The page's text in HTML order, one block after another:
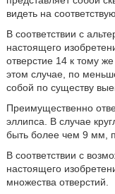
видеть на
В соответствии с
настоящего
отверстие 14 к тому
этом случае, по
собой по существу
Преимущественно
эллипса. В случае
быть более чем 9 мм,
В соответствии с
настоящего
множества отверстий.